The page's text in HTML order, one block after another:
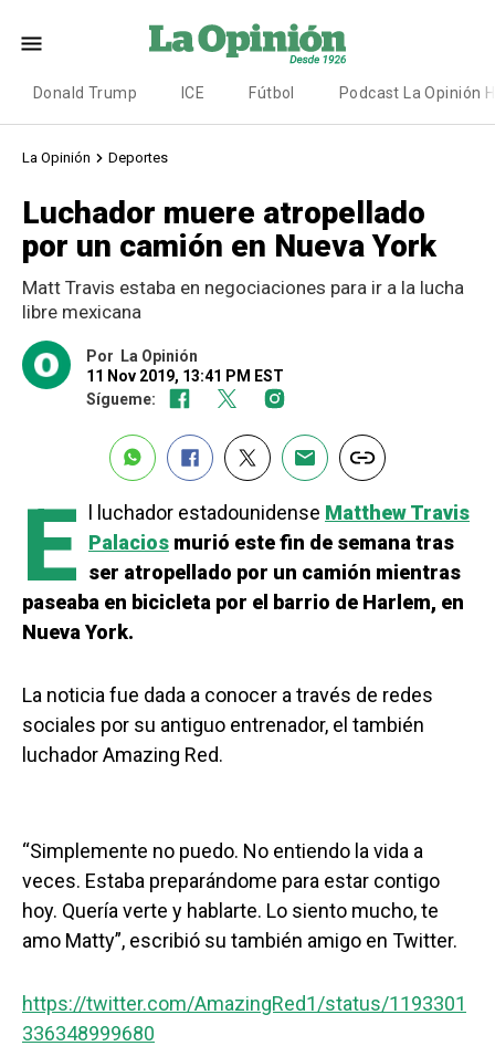
Donald Trump ICE Fútbol Podcast La Opinión
La Opinión Deportes
Luchador muere atropellado
por un camión en Nueva York
Matt Travis estaba en negociaciones para ir a la lucha
libre mexicana
Por
La Opinión
11 Nov 2019, 13:41 PM EST
Sígueme:
E l luchador estadounidense Matthew Travis
Palacios murió este fin de semana tras
ser atropellado por un camión mientras
paseaba en bicicleta por el barrio de Harlem, en
Nueva York.
La noticia fue dada a conocer a través de redes
sociales por su antiguo entrenador, el también
luchador Amazing Red.
“Simplemente no puedo. No entiendo la vida a
veces. Estaba preparándome para estar contigo
hoy. Quería verte y hablarte. Lo siento mucho, te
amo Matty”, escribió su también amigo en Twitter.
https://twitter.com/AmazingRed1/status/1193301
336348999680